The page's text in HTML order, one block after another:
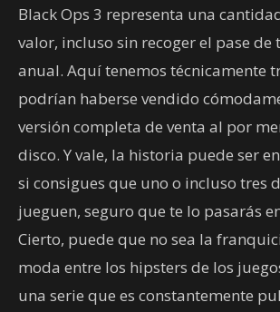
Black Ops 3 representa una
valor, incluso sin recoger el pase de
anual. Aquí tenemos técnicamente
podrían haberse vendido
versión completa de venta al por
disco. Y vale, la historia puede ser
si consigues que uno o incluso tres
jueguen, seguro que te lo pasarás
Cierto, puede que no sea la
moda entre los hipsters de los
una serie que es constantemente